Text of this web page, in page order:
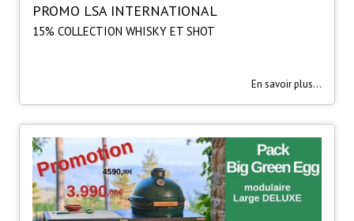
PROMO LSA INTERNATIONAL
15% COLLECTION WHISKY ET SHOT
En savoir plus...